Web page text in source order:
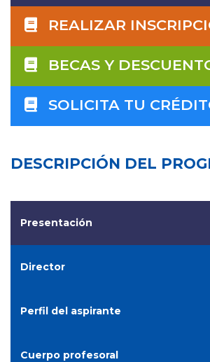
REALIZAR
BECAS Y
SOLICITA TU
DESCRIPCIÓN DEL
Presentación
Director
Perfil del aspirante
Cuerpo profesoral